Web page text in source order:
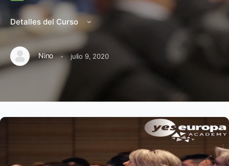
Detalles del Curso
Nino · julio 9, 2020